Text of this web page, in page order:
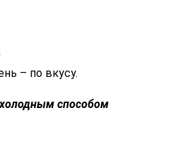
– по вкусу.
способом